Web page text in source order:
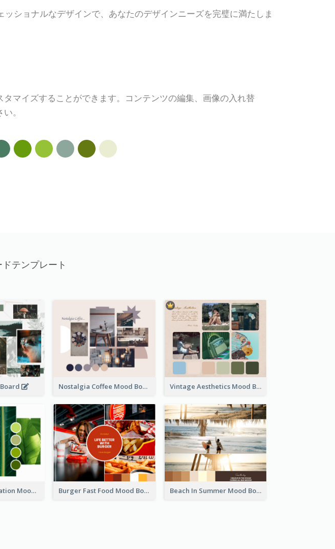
ショナルなデザインで、あなたのデザインニーズを完璧に満たしま
マイズすることができます。コンテンツの編集、画像の入れ替
。
テンプレート
Board Nostalgia Coffee Mood Board Vintage Aesthetics Mood Board
Greenery Inspiration Mood Board Burger Fast Food Mood Board Beach In Summer Mood Board